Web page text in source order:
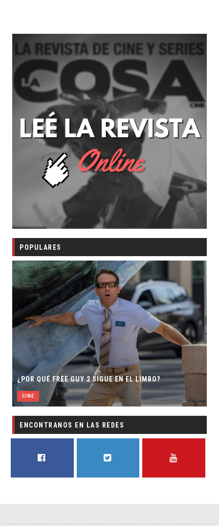
POPULARES
¿POR QUÉ FREE GUY 2 SIGUE EN EL LIMBO?
CINE
ENCONTRANOS EN LAS REDES